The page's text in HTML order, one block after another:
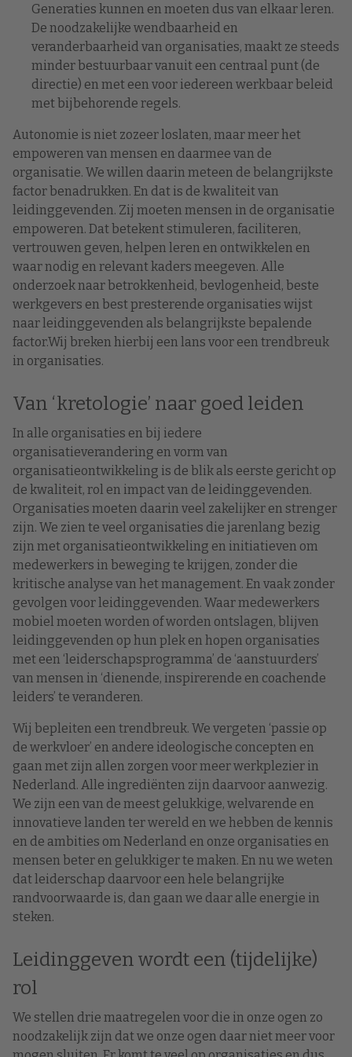
Generaties kunnen en moeten dus van elkaar leren.
De noodzakelijke wendbaarheid en
veranderbaarheid van organisaties, maakt ze steeds
minder bestuurbaar vanuit een centraal punt (de
directie) en met een voor iedereen werkbaar beleid
met bijbehorende regels.
Autonomie is niet zozeer loslaten, maar meer het
empoweren van mensen en daarmee van de
organisatie. We willen daarin meteen de belangrijkste
factor benadrukken. En dat is de kwaliteit van
leidinggevenden. Zij moeten mensen in de organisatie
empoweren. Dat betekent stimuleren, faciliteren,
vertrouwen geven, helpen leren en ontwikkelen en
waar nodig en relevant kaders meegeven. Alle
onderzoek naar betrokkenheid, bevlogenheid, beste
werkgevers en best presterende organisaties wijst
naar leidinggevenden als belangrijkste bepalende
factor.Wij breken hierbij een lans voor een trendbreuk
in organisaties.
Van ‘kretologie’ naar goed leiden
In alle organisaties en bij iedere
organisatieverandering en vorm van
organisatieontwikkeling is de blik als eerste gericht op
de kwaliteit, rol en impact van de leidinggevenden.
Organisaties moeten daarin veel zakelijker en strenger
zijn. We zien te veel organisaties die jarenlang bezig
zijn met organisatieontwikkeling en initiatieven om
medewerkers in beweging te krijgen, zonder die
kritische analyse van het management. En vaak zonder
gevolgen voor leidinggevenden. Waar medewerkers
mobiel moeten worden of worden ontslagen, blijven
leidinggevenden op hun plek en hopen organisaties
met een ‘leiderschapsprogramma’ de ‘aanstuurders’
van mensen in ‘dienende, inspirerende en coachende
leiders’ te veranderen.
Wij bepleiten een trendbreuk. We vergeten ‘passie op
de werkvloer’ en andere ideologische concepten en
gaan met zijn allen zorgen voor meer werkplezier in
Nederland. Alle ingrediënten zijn daarvoor aanwezig.
We zijn een van de meest gelukkige, welvarende en
innovatieve landen ter wereld en we hebben de kennis
en de ambities om Nederland en onze organisaties en
mensen beter en gelukkiger te maken. En nu we weten
dat leiderschap daarvoor een hele belangrijke
randvoorwaarde is, dan gaan we daar alle energie in
steken.
Leidinggeven wordt een (tijdelijke)
rol
We stellen drie maatregelen voor die in onze ogen zo
noodzakelijk zijn dat we onze ogen daar niet meer voor